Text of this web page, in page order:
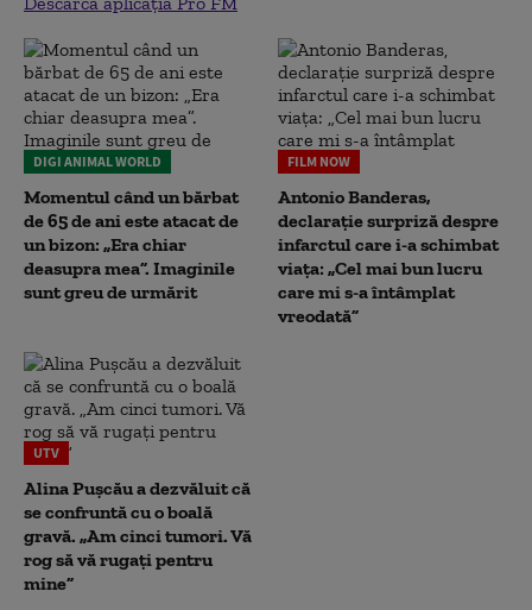
DIGI ANIMAL WORLD
Momentul când un bărbat
de 65 de ani este atacat de
un bizon: „Era chiar
deasupra mea”. Imaginile
sunt greu de urmărit
FILM NOW
Antonio Banderas,
declarație surpriză despre
infarctul care i-a schimbat
viața: „Cel mai bun lucru
care mi s-a întâmplat
vreodată”
UTV
Alina Pușcău a dezvăluit că
se confruntă cu o boală
gravă. „Am cinci tumori. Vă
rog să vă rugați pentru
mine”